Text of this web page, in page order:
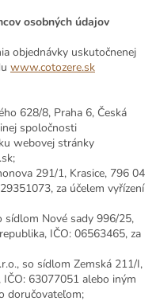
osobných údajov
objednávky uskutočnenej
www.cotozere.sk
628/8, Praha 6, Česká
spoločnosti
webovej stránky
291/1, Krasice, 796 04
za účelem vyřízení
sídlom Nové sady 996/25,
IČO: 06563465, za
so sídlom Zemská 211/I,
IČO: 63077051 alebo iným
doručovateľom;